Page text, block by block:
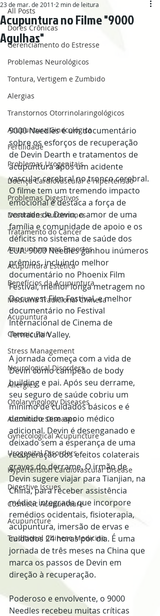
All Posts
Dores Crônicas
Gerenciamento do Estresse
Problemas Neurológicos
Tontura, Vertigem e Zumbido
Alergias
Transtornos Otorrinolaringológicos
Acupuntura Ginecológica
Fertilidade
Problemas Urogenitais
Doença Cardiovascular e Hipertensão
Problemas Digestivos
Desordens Autoimunes
Tratamento do Câncer
Acupuntura nos Esportes
Acupuntura Estética
Benefícios da Acupuntura
Medicina Tradicional Chinesa
Acupuntura
Chronic Pain
Stress Management
Neurological Disorders
Allergies
Otolaryngology Diseases
Autoimune Diseases
Gynecological Acupuncture
Urogenital Disorders
Hypertension Cardiovascular Disease
Digestive Issues
Cosmetic Acupuncture
Acupuncture
Traditional Chinese Medicine
Acupuntura no Filme "9000
Agulhas"
23 de mar. de 2011 2 min de leitura
9000 Needles é um documentário
sobre os esforços de recuperação
de Devin Dearth e tratamentos de
acupuntura após um acidente
vascular cerebral no tronco cerebral.
O filme tem um tremendo impacto
emocional e destaca a força de
vontade de Devin, o amor de uma
família e comunidade de apoio e os
déficits no sistema de saúde dos
EUA. 9000 Needles ganhou inúmeros
prêmios, incluindo melhor
documentário no Phoenix Film
Festival, melhor longa metragem no
Docuwest Film Festival, e melhor
documentário no Festival
Internacional de Cinema de
Temecula Valley.
A jornada começa com a vida de
Devin como campeão de body
building e pai. Após seu derrame,
seu seguro de saúde cobriu um
mínimo de cuidados básicos e é
demitido sem apoio médico
adicional. Devin é desenganado e
deixado sem a esperança de uma
recuperação dos efeitos colaterais
graves do derrame. O irmão de
Devin sugere viajar para Tianjian, na
China, para receber assistência
médica integrada que incorpore
remédios ocidentais, fisioterapia,
acupuntura, imersão de ervas e
cuidados 24 horas por dia. É uma
jornada de três meses na China que
marca os passos de Devin em
direção à recuperação.
Poderoso e envolvente, o 9000
Needles recebeu muitas críticas